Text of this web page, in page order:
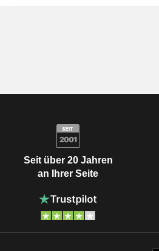
Seit über 20 Jahren
an Ihrer Seite